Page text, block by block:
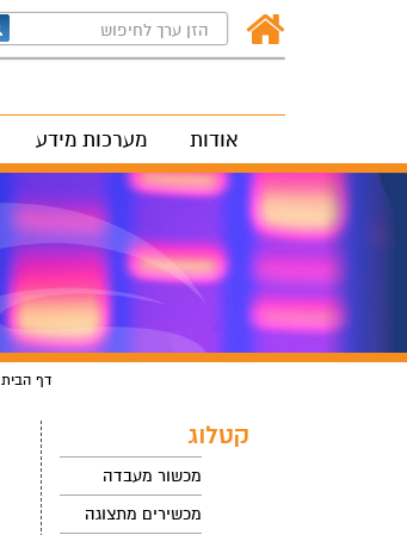
אודות מערכות מידע
דף הבית
קטלוג
מכשור מעבדה
מכשירים מתצוגה